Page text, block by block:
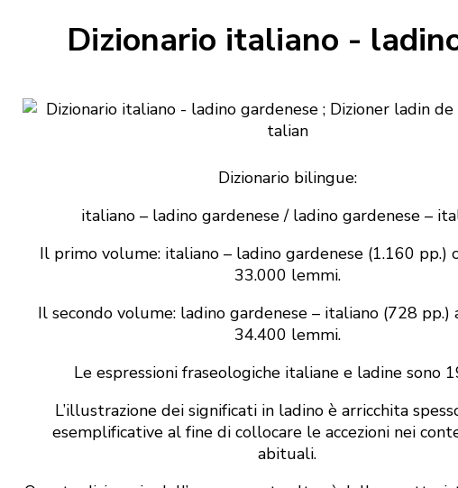
Dizionario italiano -
Dizionario bilingue:
italiano – ladino gardenese / ladino gardenese –
Il primo volume: italiano – ladino gardenese (1.160 pp.)
33.000 lemmi.
Il secondo volume: ladino gardenese – italiano (728 pp.)
34.400 lemmi.
Le espressioni fraseologiche italiane e ladine sono
L’illustrazione dei significati in ladino è arricchita
esemplificative al fine di collocare le accezioni nei
abituali.